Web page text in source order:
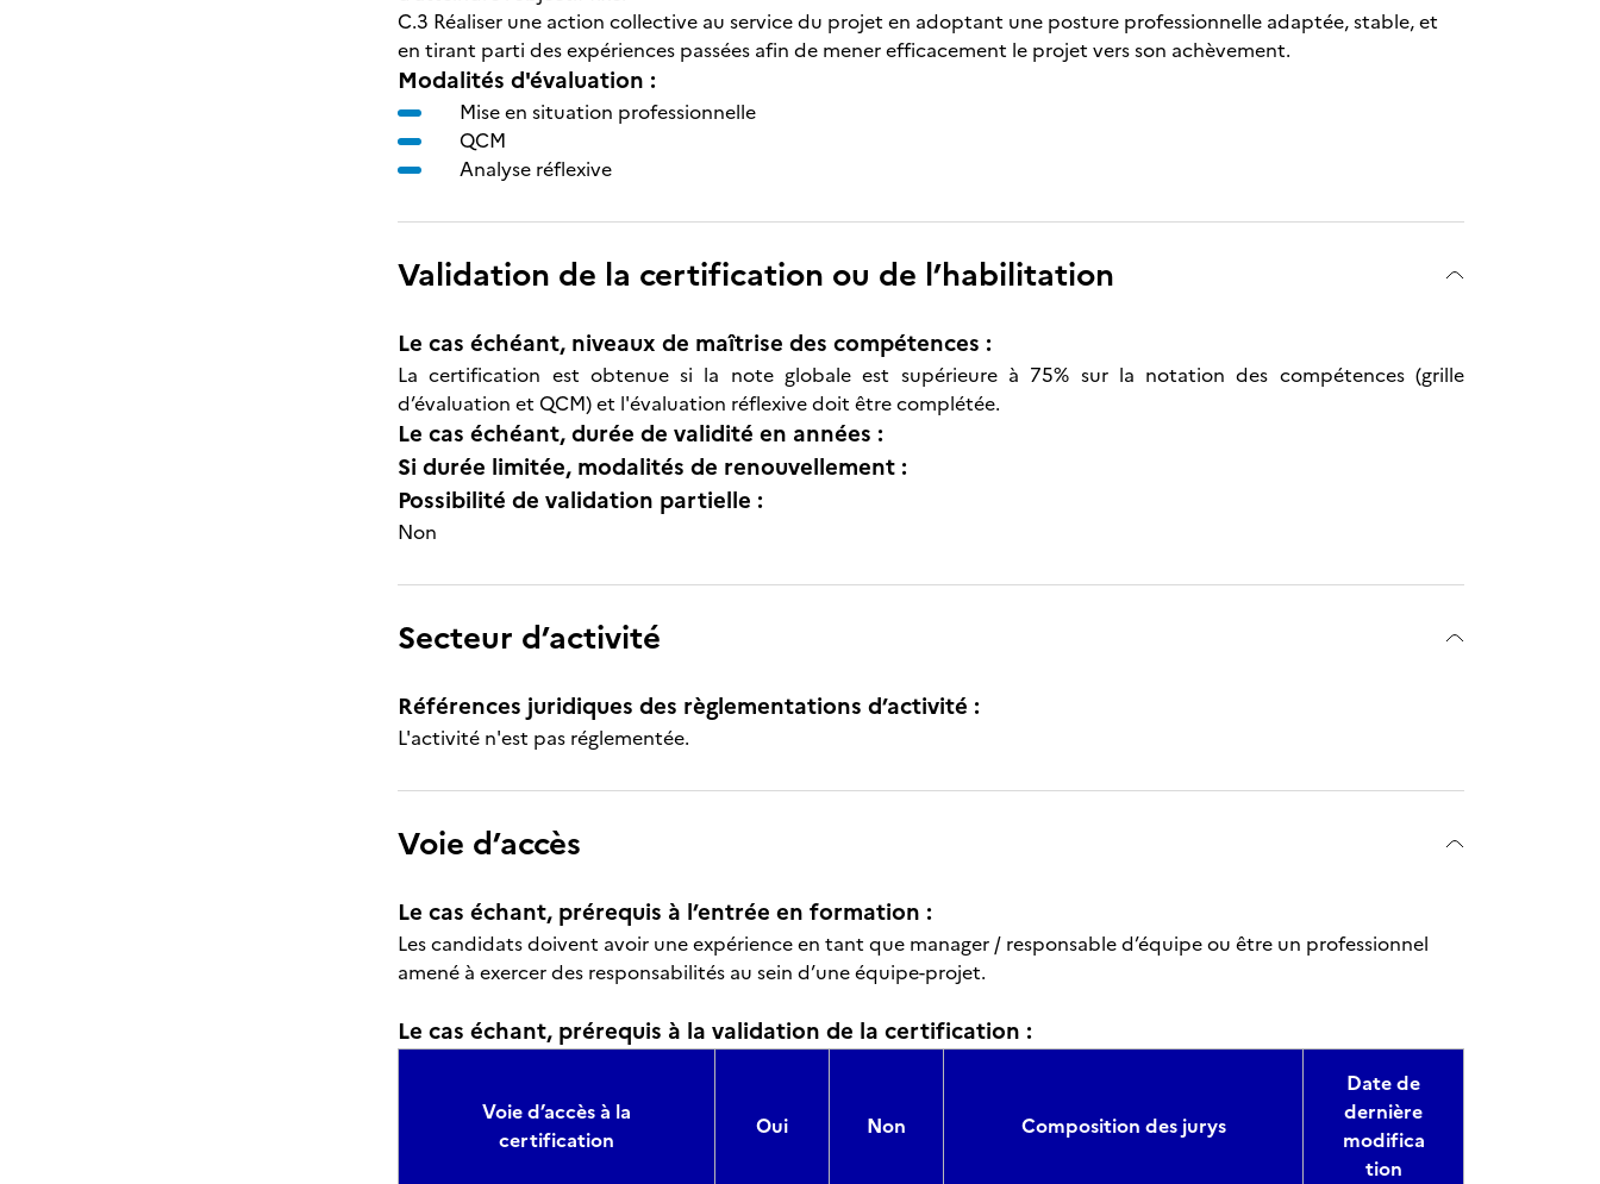
C.3 Réaliser une action collective au service du projet en adoptant une posture professionnelle adaptée, stable, et
en tirant parti des expériences passées afin de mener efficacement le projet vers son achèvement.
Modalités d'évaluation :
Mise en situation professionnelle
QCM
Analyse réflexive
Validation de la certification ou de l’habilitation
Le cas échéant, niveaux de maîtrise des compétences :
La certification est obtenue si la note globale est supérieure à 75% sur la notation des compétences (grille
d’évaluation et QCM) et l'évaluation réflexive doit être complétée.
Le cas échéant, durée de validité en années :
Si durée limitée, modalités de renouvellement :
Possibilité de validation partielle :
Non
Secteur d’activité
Références juridiques des règlementations d’activité :
L'activité n'est pas réglementée.
Voie d’accès
Le cas échant, prérequis à l’entrée en formation :
Les candidats doivent avoir une expérience en tant que manager / responsable d’équipe ou être un professionnel
amené à exercer des responsabilités au sein d’une équipe-projet.
Le cas échant, prérequis à la validation de la certification :
Voie d’accès à la
certification
Oui Non Composition des jurys
Date de
dernière
modifica
tion